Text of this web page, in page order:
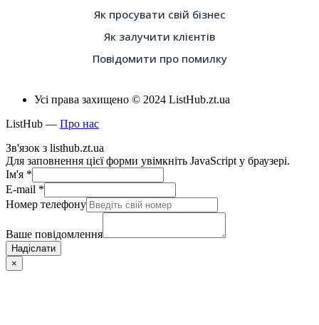
Як просувати свій бізнес
Як залучити клієнтів
Повідомити про помилку
Усі права захищено © 2024 ListHub.zt.ua
ListHub — Про нас
Зв'язок з listhub.zt.ua
Для заповнення цієї форми увімкніть JavaScript у браузері.
Ім'я *
E-mail *
Номер телефону
Ваше повідомлення
Надіслати
×